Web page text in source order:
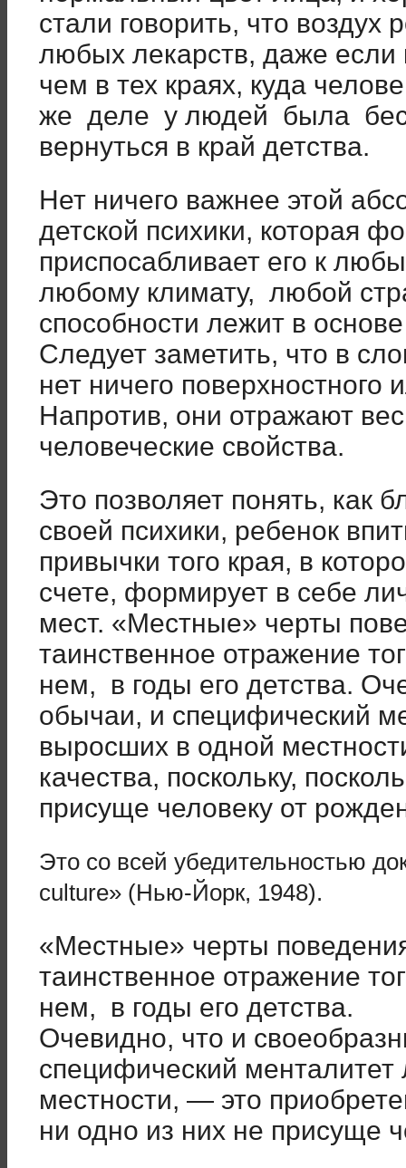
стали говорить, что воздух
любых лекарств, даже если
чем в тех краях, куда
же деле у людей была
вернуться в край детства.
Нет ничего важнее этой
детской психики, которая
приспосабливает его к
любому климату, любой
способности лежит в
Следует заметить, что в
нет ничего поверхностного
Напротив, они отражают
человеческие свойства.
Это позволяет понять, как
своей психики, ребенок
привычки того края, в
счете, формирует в себе
мест. «Местные» черты
таинственное отражение
нем, в годы его детства.
обычаи, и специфический
выросших в одной
качества, поскольку,
присуще человеку от
Это со всей убедительностью
culture» (Нью-Йорк, 1948).
«Местные» черты
таинственное отражение
нем, в годы его детства.
Очевидно, что и
специфический
местности, — это
ни одно из них не присуще